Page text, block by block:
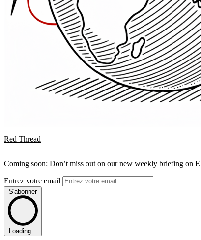
Red Thread
Coming soon: Don’t miss out on our new weekly briefing on
Entrez votre email
S'abonner
Loading...